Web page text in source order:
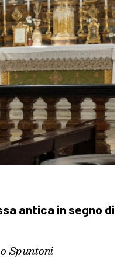
antica in segno di
Spuntoni